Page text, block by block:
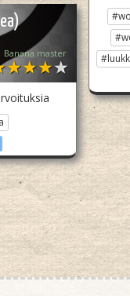
Banana master